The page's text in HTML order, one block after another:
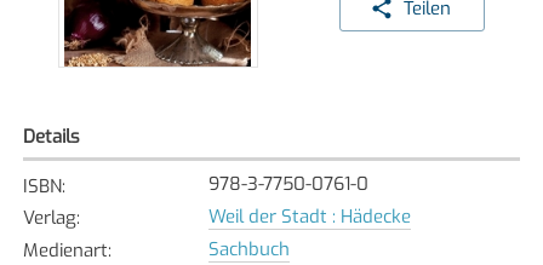
Teilen
Details
ISBN:
978-3-7750-0761-0
Verlag:
Weil der Stadt : Hädecke
Medienart:
Sachbuch